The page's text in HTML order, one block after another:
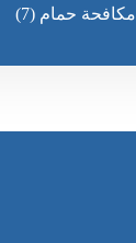
مكافحة حمام (7)